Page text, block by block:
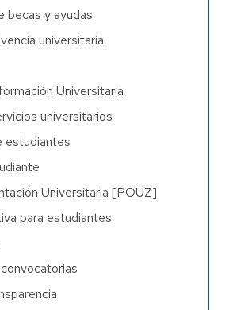
becas y ayudas
universitaria
Universitaria
universitarios
estudiantes
Universitaria [POUZ]
para estudiantes